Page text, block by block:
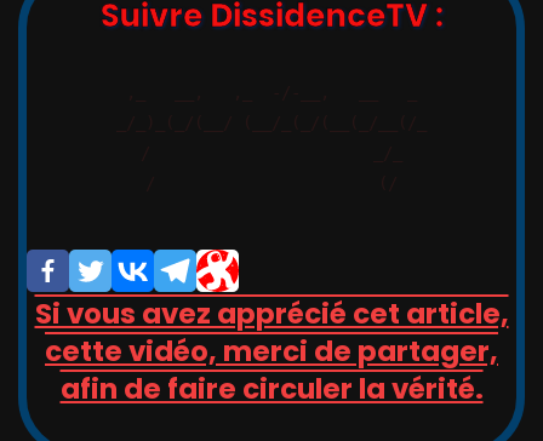
Suivre DissidenceTV :
Si vous avez apprécié cet article,
cette vidéo, merci de partager,
afin de faire circuler la vérité.